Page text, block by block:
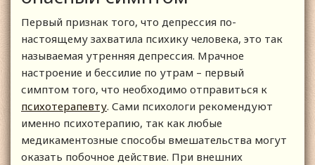
Первый признак того, что депрессия по-
настоящему захватила психику человека, это так
называемая утренняя депрессия. Мрачное
настроение и бессилие по утрам – первый
симптом того, что необходимо отправиться к
психотерапевту. Сами психологи рекомендуют
именно психотерапию, так как любые
медикаментозные способы вмешательства могут
оказать побочное действие. При внешних